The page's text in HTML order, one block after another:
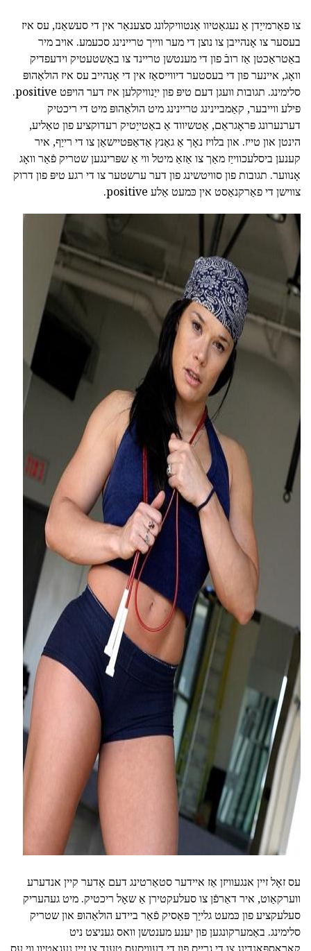
צו פאַרמייַדן אַ נעגאַטיוו אַנטוויקלונג סצענאַר אין די סעשאַנז, עס איז
בעסער צו אָנהייבן צו נוצן די מער ווייך טריינינג סכעמע. אויב מיר
באַטראַכטן אַז רובֿ פון די מענטשן טריינד צו באַשטעטיק וידעפדיק
וואָג, איינער פון די בעסטער דיווייסאַז אין די אָנהייב עס איז הולאַהופּ
סלימינג. תגובות וועגן דעם טיפּ פון ייַנוויקלען איז דער הויפּט positive.
פילע ווייבער, קאַמביינינג טריינינג מיט הולאַהופּ מיט די ריכטיק
דערנערונג פּראָגראַם, אַטשיווד אַ באַטייַטיק רעדוקציע פון טאַליע,
הינטן און טייז. און בלויז נאָך אַ גאַנץ אַדאַפּטיישאַן צו די רייַף, איר
קענען ביסלעכווייַז מאַך צו אַזאַ מיטל ווי אַ שפּרינגען שטריק פֿאַר וואָג
אָנווער. תגובות פון סוויטשינג פון דער ערשטער צו די רגע טיפּ פון דרוק
צווישן די פאַרקנאַסט אין כּמעט אַלע positive.
ad
עס זאָל זיין אנגעוויזן אַז איידער סטאַרטינג דעם אָדער קיין אנדערע
ווערקאַוט, איר דאַרפֿן צו סעלעקטירן אַ שאָל ריכטיק. מיט געהעריק
סעלעקציע פון כּמעט גלייַך פּאַסיק פֿאַר ביידע הולאַהופּ און שטריק
סלימינג. באַמערקונגען פון יענע מענטשן וואס געניצט ניט